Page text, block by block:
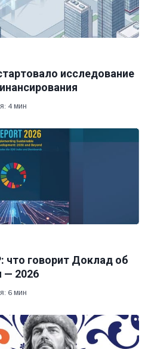
исследование
4 мин
говорит Доклад об
— 2026
6 мин